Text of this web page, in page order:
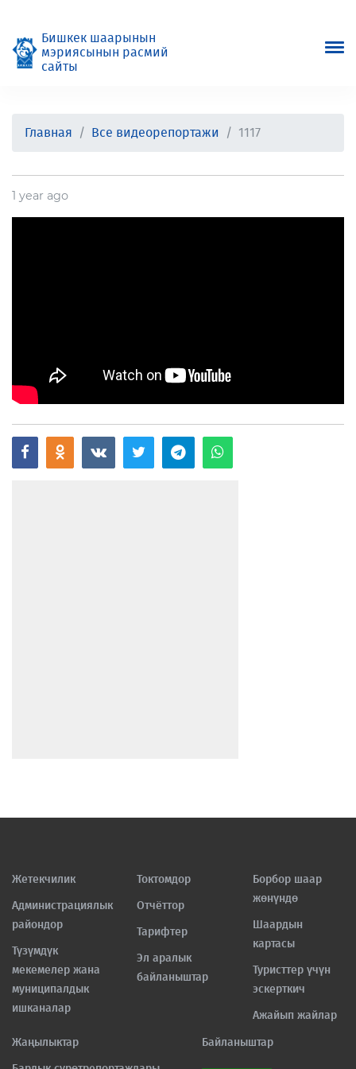
Бишкек шаарынын
мэриясынын расмий
сайты
Главная Все видеорепортажи 1117
1 year ago
Жетекчилик
Администрациялык
райондор
Түзүмдүк
мекемелер жана
муниципалдык
ишканалар
Токтомдор
Отчёттор
Тарифтер
Эл аралык
байланыштар
Борбор шаар
жөнүндө
Шаардын
картасы
Туристтер үчүн
эскерткич
Ажайып жайлар
Жаңылыктар Байланыштар